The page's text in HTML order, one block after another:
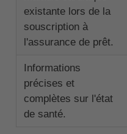
existante lors de la
souscription à
l'assurance de prêt.
Informations
précises et
complètes sur l'état
de santé.